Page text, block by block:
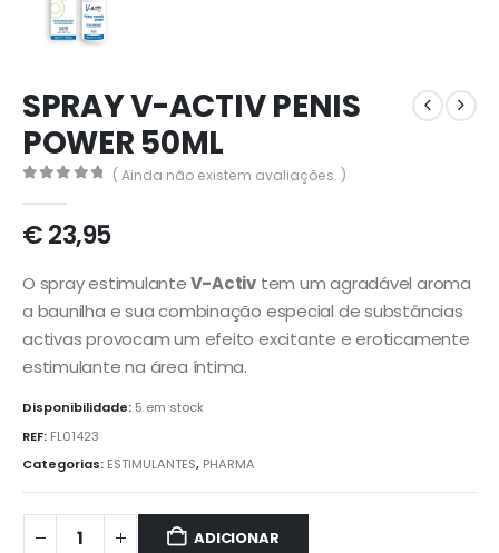
SPRAY V-ACTIV PENIS
POWER 50ML
( Ainda não existem avaliações. )
€23,95
O spray estimulanteV-Activ tem um agradável aroma
a baunilha e sua combinação especial de substâncias
activas provocam um efeito excitante e eroticamente
estimulante na área íntima.
Disponibilidade: 5 em stock
REF: FL01423
Categorias: ESTIMULANTES, PHARMA
ADICIONAR